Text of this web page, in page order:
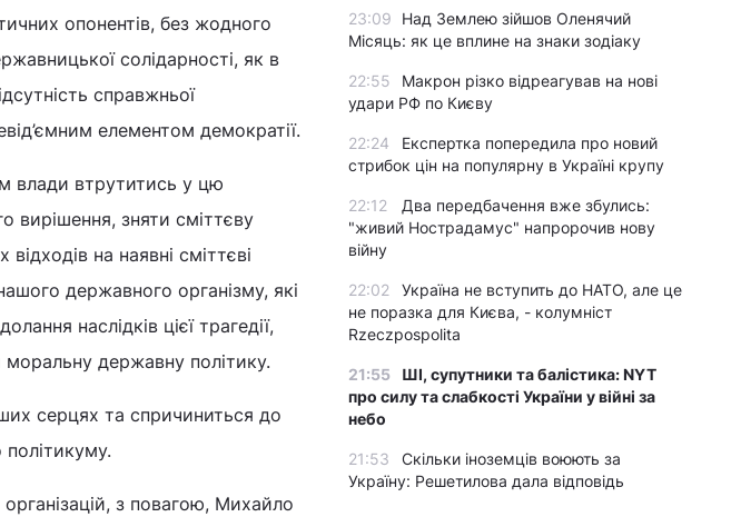
опонентів, без жодного
солідарності, як в
справжньої
елементом демократії.
влади втрутитись у цю
вирішення, зняти сміттєву
на наявні сміттєві
державного організму, які
наслідків цієї трагедії,
державну політику.
серцях та спричиниться до
з повагою, Михайло
23:09
Над Землею зійшов Оленячий
Місяць: як це вплине на знаки зодіаку
22:55
Макрон різко відреагував на нові
удари РФ по Києву
22:24
Експертка попередила про новий
стрибок цін на популярну в Україні крупу
22:12
Два передбачення вже збулись:
"живий Нострадамус" напророчив нову
війну
22:02
Україна не вступить до НАТО, але це
не поразка для Києва, - колумніст
Rzeczpospolita
21:55
ШІ, супутники та балістика: NYT
про силу та слабкості України у війні за
небо
21:53
Скільки іноземців воюють за
Україну: Решетилова дала відповідь